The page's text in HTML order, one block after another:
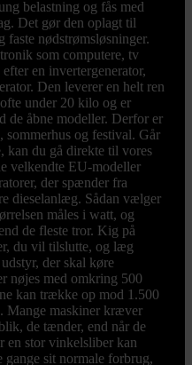
belastning og fås med
Det gør den oplagt til
faste nødstrømsløsninger.
som computere, tv
en invertergenerator,
Den leverer en helt ren
under 20 kilo og er
de åbne modeller. Derfor er
og festival. Går
kan du gå direkte til vores
velkendte EU-modeller
der spænder fra
dieselanlæg. Sådan vælger
måles i watt, og
de fleste tror. Kig på
du vil tilslutte, og læg
der skal køre
nøjes med omkring 500
kan trække op mod 1.500
Mange maskiner kræver
de tænder, end når de
en stor vinkelsliber kan
sit normale forbrug,